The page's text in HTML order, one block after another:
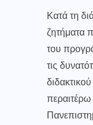
Κατά τη
ζητήματα
του
τις